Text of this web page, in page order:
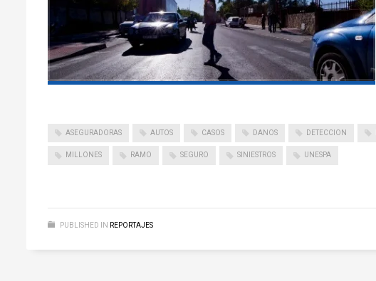
ASEGURADORAS AUTOS CASOS DANOS DETECCION
MILLONES RAMO SEGURO SINIESTROS UNESPA
PUBLISHED IN REPORTAJES